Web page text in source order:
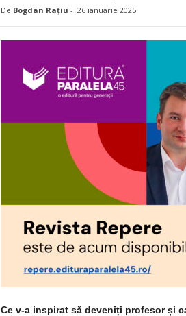
a
e
p
e
De Bogdan Rațiu - 26 ianuarie 2025
Ce v-a inspirat să deveniți profesor și